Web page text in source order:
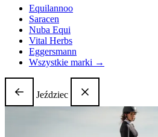
Equilannoo
Saracen
Nuba Equi
Vital Herbs
Eggersmann
Wszystkie marki →
Jeździec